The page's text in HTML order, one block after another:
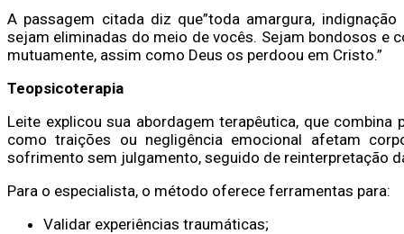
A passagem citada diz que”toda amargura,
sejam eliminadas do meio de vocês. Sejam bondosos e
mutuamente, assim como Deus os perdoou em Cristo.”
Teopsicoterapia
Leite explicou sua abordagem terapêutica, que
como traições ou negligência emocional afetam
sofrimento sem julgamento, seguido de reinterpretação
Para o especialista, o método oferece ferramentas para:
Validar experiências traumáticas;